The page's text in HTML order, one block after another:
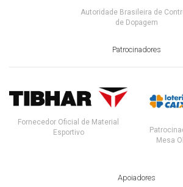
Autoridade Brasileira de
de Dopagem
Patrocinadores
Fornecedor Oficial de Material
Esportivo
Mesa
Apoiadores